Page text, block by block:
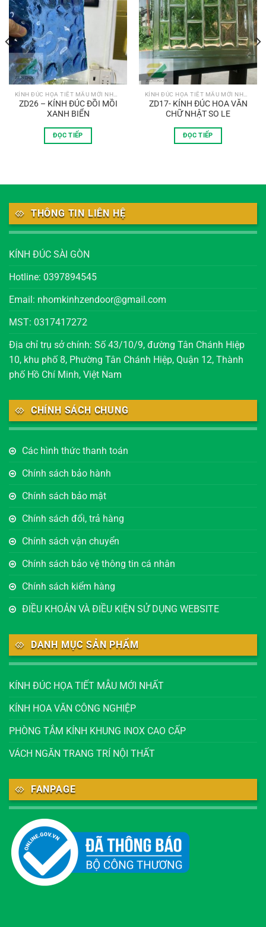
ZD26 – KÍNH ĐÚC ĐỒI MỒI
XANH BIỂN
ĐỌC TIẾP
ZD17- KÍNH ĐÚC HOA VĂN
CHỮ NHẬT SO LE
ĐỌC TIẾP
THÔNG TIN LIÊN HỆ
KÍNH ĐÚC SÀI GÒN
Hotline: 0397894545
Email: nhomkinhzendoor@gmail.com
MST: 0317417272
Địa chỉ trụ sở chính: Số 43/10/9, đường Tân Chánh Hiệp
10, khu phố 8, Phường Tân Chánh Hiệp, Quận 12, Thành
phố Hồ Chí Minh, Việt Nam
CHÍNH SÁCH CHUNG
Các hình thức thanh toán
Chính sách bảo hành
Chính sách bảo mật
Chính sách đổi, trả hàng
Chính sách vận chuyển
Chính sách bảo vệ thông tin cá nhân
Chính sách kiểm hàng
ĐIỀU KHOẢN VÀ ĐIỀU KIỆN SỬ DỤNG WEBSITE
DANH MỤC SẢN PHẨM
KÍNH ĐÚC HỌA TIẾT MẪU MỚI NHẤT
KÍNH HOA VĂN CÔNG NGHIỆP
PHÒNG TẮM KÍNH KHUNG INOX CAO CẤP
VÁCH NGĂN TRANG TRÍ NỘI THẤT
FANPAGE